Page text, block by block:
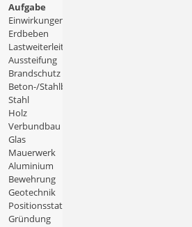
Aufgabe
Einwirkungen
Erdbeben
Lastweiterleitung
Aussteifung
Brandschutz
Beton-/Stahlbeton
Stahl
Holz
Verbundbau
Glas
Mauerwerk
Aluminium
Bewehrung
Geotechnik
Positionsstatik
Gründung